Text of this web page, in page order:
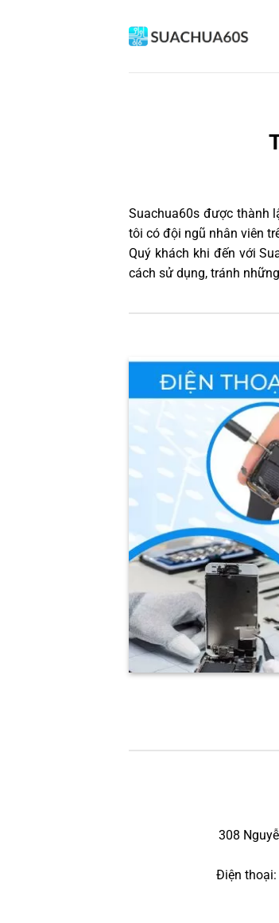
Suachua60s được thành
tôi có đội ngũ nhân viên
Quý khách khi đến với
cách sử dụng, tránh
308
Điện thoại: